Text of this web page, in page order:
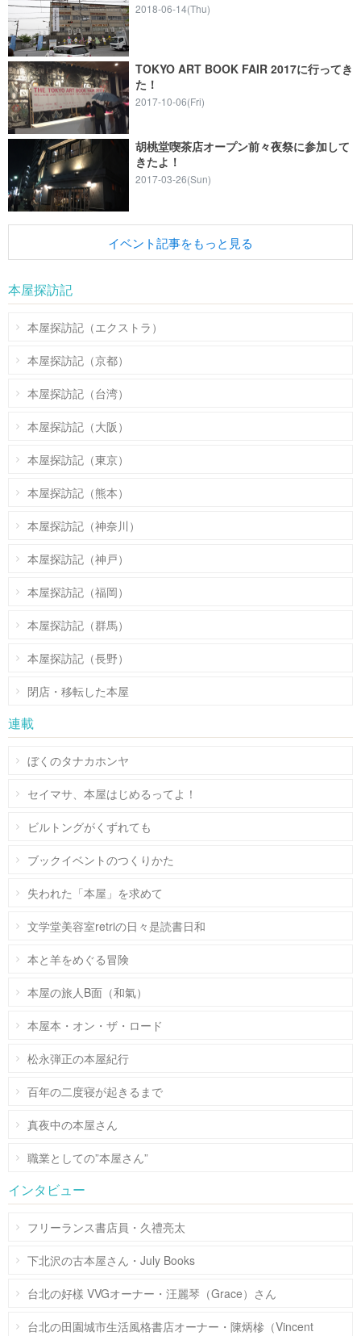
2018-06-14(Thu)
TOKYO ART BOOK FAIR 2017に行ってき
た！
2017-10-06(Fri)
胡桃堂喫茶店オープン前々夜祭に参加して
きたよ！
2017-03-26(Sun)
イベント記事をもっと見る
本屋探訪記
本屋探訪記（エクストラ）
本屋探訪記（京都）
本屋探訪記（台湾）
本屋探訪記（大阪）
本屋探訪記（東京）
本屋探訪記（熊本）
本屋探訪記（神奈川）
本屋探訪記（神戸）
本屋探訪記（福岡）
本屋探訪記（群馬）
本屋探訪記（長野）
閉店・移転した本屋
連載
ぼくのタナカホンヤ
セイマサ、本屋はじめるってよ！
ビルトングがくずれても
ブックイベントのつくりかた
失われた「本屋」を求めて
文学堂美容室retriの日々是読書日和
本と羊をめぐる冒険
本屋の旅人B面（和氣）
本屋本・オン・ザ・ロード
松永弾正の本屋紀行
百年の二度寝が起きるまで
真夜中の本屋さん
職業としての”本屋さん”
インタビュー
フリーランス書店員・久禮亮太
下北沢の古本屋さん・July Books
台北の好樣 VVGオーナー・汪麗琴（Grace）さん
台北の田園城市生活風格書店オーナー・陳炳槮（Vincent